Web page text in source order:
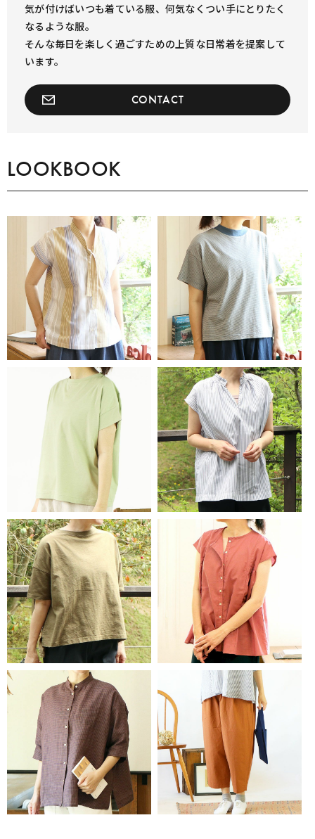
気が付けばいつも着ている服、何気なくつい手にとりたく
なるような服。
そんな毎日を楽しく過ごすための上質な日常着を提案して
います。
CONTACT